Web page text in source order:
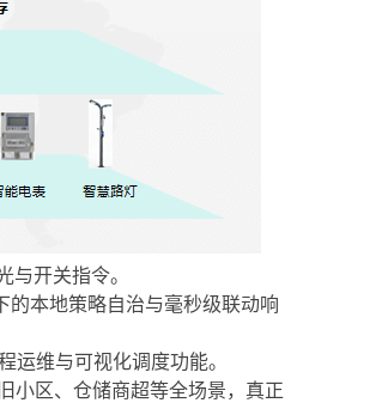
开关指令。
的本地策略自治与毫秒级联动响
运维与可视化调度功能。
小区、仓储商超等全场景，真正